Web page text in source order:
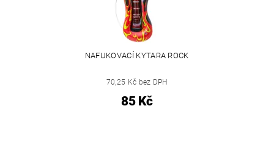
NAFUKOVACÍ KYTARA ROCK
70,25 Kč bez DPH
85 Kč